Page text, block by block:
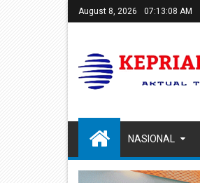
August 8, 2026 07:13:09 AM
NASIONAL